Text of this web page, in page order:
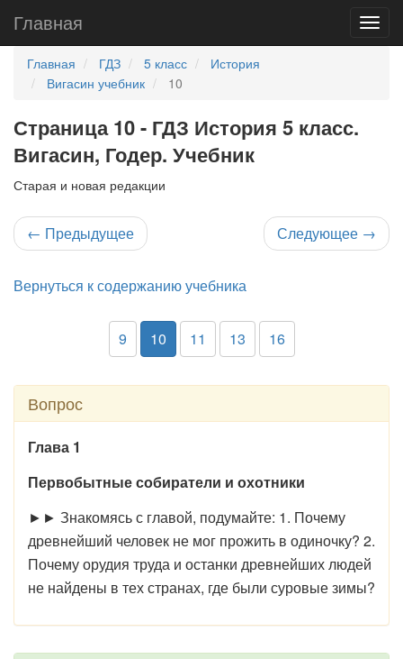
Главная
Главная ГДЗ 5 класс
История
Вигасин учебник
10
Страница 10 - ГДЗ История 5 класс.
Вигасин, Годер. Учебник
Старая и новая редакции
← Предыдущее Следующее →
Вернуться к содержанию учебника
9 10 11 13 16
Вопрос
Глава 1
Первобытные собиратели и охотники
►► Знакомясь с главой, подумайте: 1. Почему
древнейший человек не мог прожить в одиночку? 2.
Почему орудия труда и останки древнейших людей
не найдены в тех странах, где были суровые зимы?